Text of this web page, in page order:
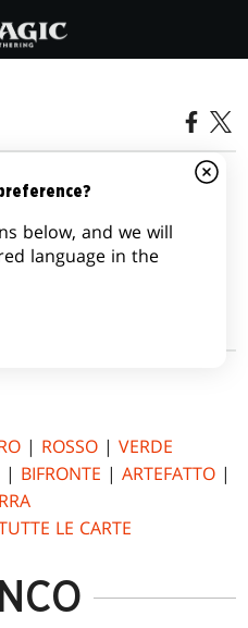
| ROSSO| VERDE
| BIFRONTE | ARTEFATTO |
LE CARTE
below, and we will
language in the